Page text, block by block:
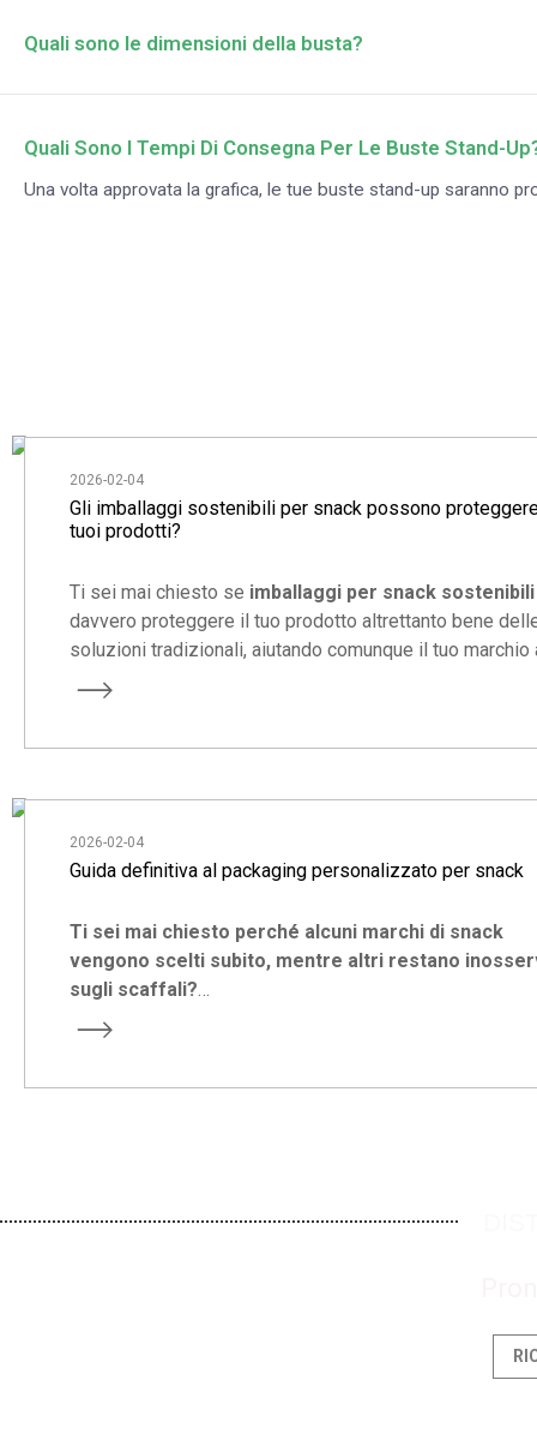
Quali sono le dimensioni della busta?
Quali Sono I Tempi Di Consegna Per Le Buste Stand-
Una volta approvata la grafica, le tue buste stand-up saranno
2026-02-04
Gli imballaggi sostenibili per snack possono
tuoi prodotti?
Ti sei mai chiesto se imballaggi per snack sostenibili
davvero proteggere il tuo prodotto altrettanto bene
soluzioni tradizionali, aiutando comunque il tuo marchio
distinguersi in un mercato sempre più competitivo?
2026-02-04
Guida definitiva al packaging personalizzato per snack
Ti sei mai chiesto perché alcuni marchi di snack
vengono scelti subito, mentre altri restano
sugli scaffali?
Per la maggior parte dei marchi in crescita, la vera